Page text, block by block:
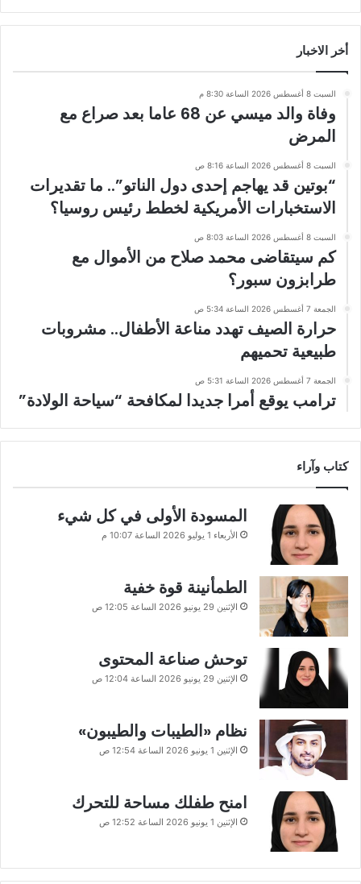
أخر الاخبار
السبت 8 أغسطس 2026 الساعة 8:30 م
وفاة والد ميسي عن 68 عاما بعد صراع مع
المرض
السبت 8 أغسطس 2026 الساعة 8:16 ص
“بوتين قد يهاجم إحدى دول الناتو”.. ما تقديرات
الاستخبارات الأمريكية لخطط رئيس روسيا؟
السبت 8 أغسطس 2026 الساعة 8:03 ص
كم سيتقاضى محمد صلاح من الأموال مع
طرابزون سبور؟
الجمعة 7 أغسطس 2026 الساعة 5:34 ص
حرارة الصيف تهدد مناعة الأطفال.. مشروبات
طبيعية تحميهم
الجمعة 7 أغسطس 2026 الساعة 5:31 ص
ترامب يوقع أمرا جديدا لمكافحة “سياحة الولادة”
كتاب وآراء
المسودة الأولى في كل شيء
الأربعاء 1 يوليو 2026 الساعة 10:07 م
الطمأنينة قوة خفية
الإثنين 29 يونيو 2026 الساعة 12:05 ص
توحش صناعة المحتوى
الإثنين 29 يونيو 2026 الساعة 12:04 ص
نظام «الطيبات والطيبون»
الإثنين 1 يونيو 2026 الساعة 12:54 ص
امنح طفلك مساحة للتحرك
الإثنين 1 يونيو 2026 الساعة 12:52 ص